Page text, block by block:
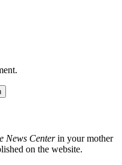
News Centerin your mother
on the website.